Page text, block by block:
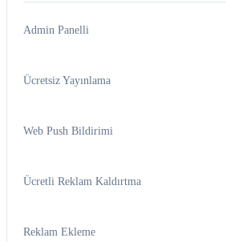
Admin Panelli
Ücretsiz Yayınlama
Web Push Bildirimi
Ücretli Reklam Kaldırtma
Reklam Ekleme